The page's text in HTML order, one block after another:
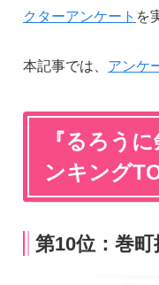
クターアンケート を
本記事では、 アンケ
『るろう
ンキング
第10位：巻町